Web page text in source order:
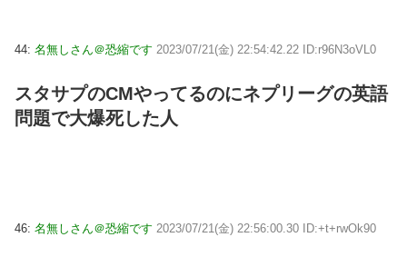
44: 名無しさん＠恐縮です 2023/07/21(金) 22:54:42.22 ID:r96N3oVL0
スタサプのCMやってるのにネプリーグの英語
問題で大爆死した人
46: 名無しさん＠恐縮です 2023/07/21(金) 22:56:00.30 ID:+t+rwOk90